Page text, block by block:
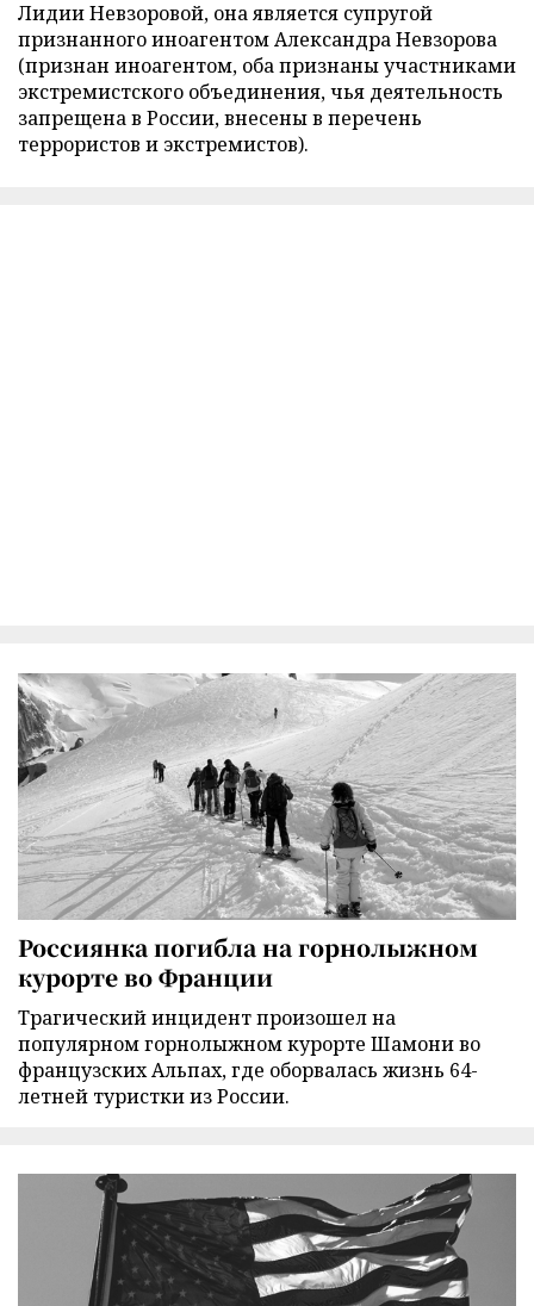
Лидии Невзоровой, она является супругой
признанного иноагентом Александра Невзорова
(признан иноагентом, оба признаны участниками
экстремистского объединения, чья деятельность
запрещена в России, внесены в перечень
террористов и экстремистов).
Россиянка погибла на горнолыжном
курорте во Франции
Трагический инцидент произошел на
популярном горнолыжном курорте Шамони во
французских Альпах, где оборвалась жизнь 64-
летней туристки из России.